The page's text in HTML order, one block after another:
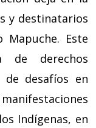
y destinatarios
Este
de derechos
desafíos en
Indígenas, en